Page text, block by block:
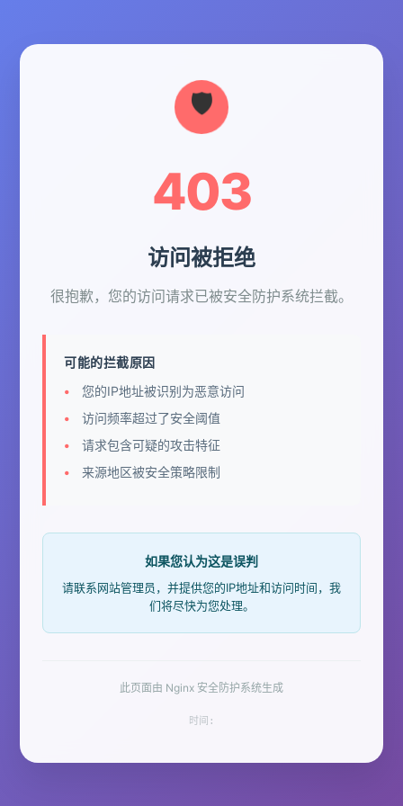
403
访问被拒绝
很抱歉，您的访问请求已被安全防护系统拦截。
可能的拦截原因
您的IP地址被识别为恶意访问
访问频率超过了安全阈值
请求包含可疑的攻击特征
来源地区被安全策略限制
如果您认为这是误判
请联系网站管理员，并提供您的IP地址和访问时间，我
们将尽快为您处理。
此页面由 Nginx 安全防护系统生成
时间: